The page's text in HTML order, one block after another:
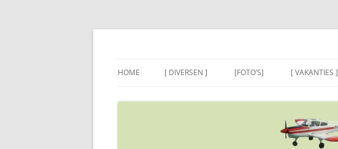
Ga
HOME [ DIVERSEN ] [FOTO’S] [ VAKANTIES ]